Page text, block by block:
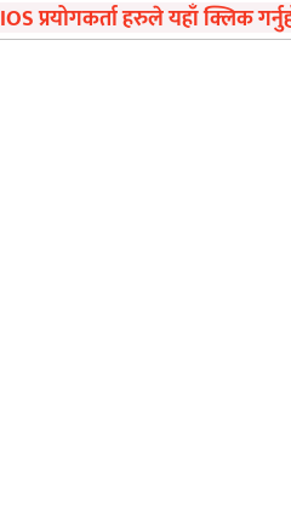
IOS प्रयोगकर्ता हरुले यहाँ क्लिक